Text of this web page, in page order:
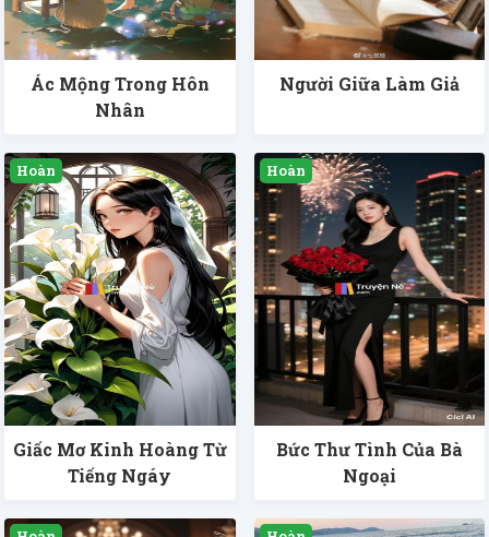
Ác Mộng Trong Hôn
Nhân
Người Giữa Làm Giả
Giấc Mơ Kinh Hoàng Từ
Tiếng Ngáy
Bức Thư Tình Của Bà
Ngoại